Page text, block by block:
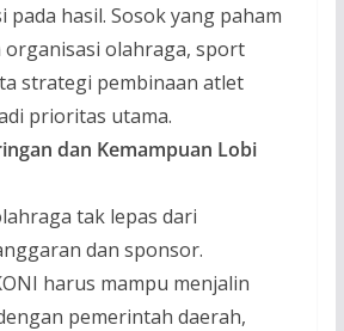
pada hasil. Sosok yang paham
organisasi olahraga, sport
strategi pembinaan atlet
prioritas utama.
dan Kemampuan Lobi
tak lepas dari
dan sponsor.
harus mampu menjalin
pemerintah daerah,